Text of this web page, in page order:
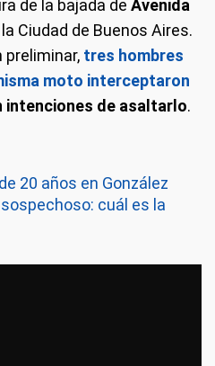
de la bajada de Avenida
Ciudad de Buenos Aires.
preliminar, tres hombres
moto interceptaron
intenciones de asaltarlo.
20 años en González
cuál es la